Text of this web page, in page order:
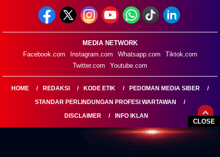
CLOSE
MEDIA NETWORK
Facebook.com
Instagram.com Whatsapp.com
Tiktok.com
Twitter.com
Youtube.com
HOME REDAKSI KODE ETIK
PEDOMAN MEDIA SIBER
STANDAR PERLINDUNGAN PROFESI WARTAWAN
DISCLAIMER
INFO IKLAN
LENSARAKYAT.COM@2026